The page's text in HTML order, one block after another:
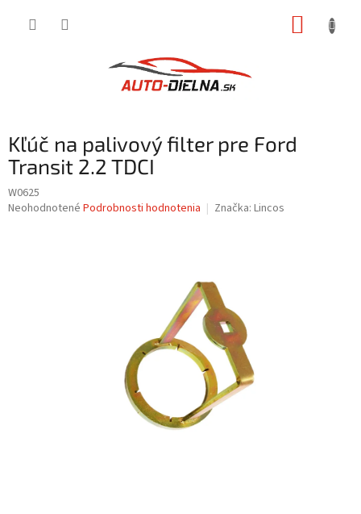
Kľúč na palivový filter pre Ford
Transit 2.2 TDCI
W0625
Priemerné
Neohodnotené Podrobnosti hodnotenia Značka: Lincos